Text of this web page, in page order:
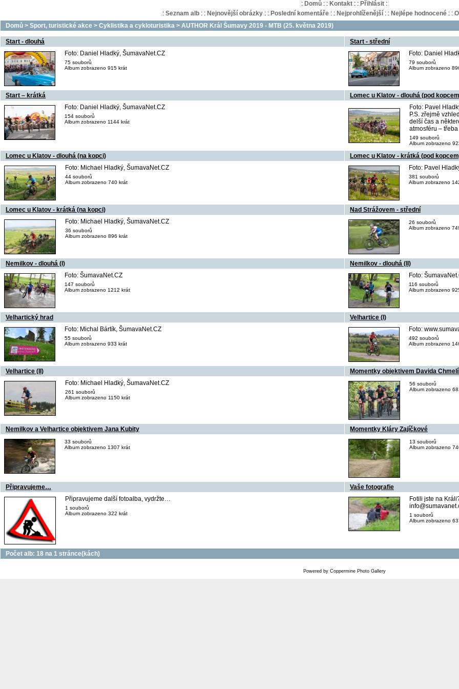
: Domů : : Kontakt : : Přihlásit :
: Seznam alb: : Nejnovější obrázky: : Poslední komentáře: : Nejprohlíženější: : Nejlépe hodnocené: :
Domů > Sport, turistické akce > Cyklistika a cykloturistika > AUTHOR Král Šumavy 2019 - MTB (25. května 2019)
Start - dlouhá
Foto: Daniel Hladký, ŠumavaNet.CZ
75 souborů
Album zobrazeno 915 krát
Start - střední
Foto: Daniel
79 souborů
Album zobrazeno
Start – krátká
Foto: Daniel Hladký, ŠumavaNet.CZ
154 souborů
Album zobrazeno 1144 krát
Lomec u Klatov - dlouhá (pod
Foto: Pavel
P.S. zřejmě
delší čas a
atmosféru –
149 souborů
Album zobrazeno
Lomec u Klatov - dlouhá (na kopci)
Foto: Michael Hladký, ŠumavaNet.CZ
44 souborů
Album zobrazeno 740 krát
Lomec u Klatov - krátká (pod
Foto: Pavel
381 souborů
Album zobrazeno
Lomec u Klatov - krátká (na kopci)
Foto: Michael Hladký, ŠumavaNet.CZ
36 souborů
Album zobrazeno 896 krát
Nad Strážovem - střední
26 souborů
Album zobrazeno
Nemilkov - dlouhá (I)
Foto: ŠumavaNet.CZ
147 souborů
Album zobrazeno 1212 krát
Nemilkov - dlouhá (II)
Foto:
116 souborů
Album zobrazeno
Velhartický hrad
Foto: Michal Bártík, ŠumavaNet.CZ
55 souborů
Album zobrazeno 933 krát
Velhartice (I)
Foto:
492 souborů
Album zobrazeno
Velhartice (II)
Foto: Michael Hladký, ŠumavaNet.CZ
261 souborů
Album zobrazeno 1150 krát
Momentky objektivem Davida
56 souborů
Album zobrazeno
Nemilkov a Velhartice objektivem Jana Kubity
33 souborů
Album zobrazeno 1307 krát
Momentky Kláry Zajíčkové
13 souborů
Album zobrazeno
Připravujeme…
Připravujeme další fotoalba, vydržte…
1 souborů
Album zobrazeno 322 krát
Vaše fotografie
Fotili jste na
1 souborů
Album zobrazeno
Počet alb: 18 na 1 stránce(kách)
Powered by Coppermine Photo Gallery